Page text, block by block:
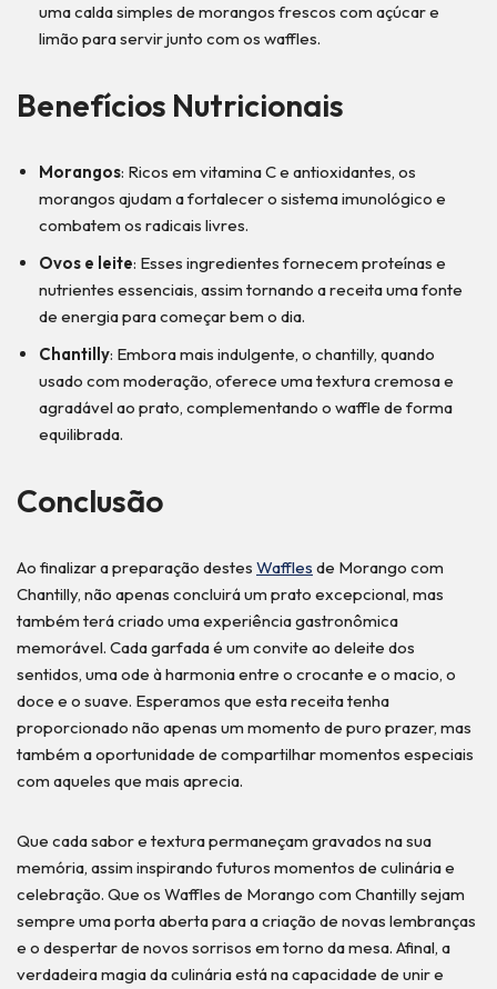
uma calda simples de morangos frescos com açúcar e
limão para servir junto com os waffles.
Benefícios Nutricionais
Morangos: Ricos em vitamina C e antioxidantes, os
morangos ajudam a fortalecer o sistema imunológico e
combatem os radicais livres.
Ovos e leite: Esses ingredientes fornecem proteínas e
nutrientes essenciais, assim tornando a receita uma fonte
de energia para começar bem o dia.
Chantilly: Embora mais indulgente, o chantilly, quando
usado com moderação, oferece uma textura cremosa e
agradável ao prato, complementando o waffle de forma
equilibrada.
Conclusão
Ao finalizar a preparação destes Waffles de Morango com
Chantilly, não apenas concluirá um prato excepcional, mas
também terá criado uma experiência gastronômica
memorável. Cada garfada é um convite ao deleite dos
sentidos, uma ode à harmonia entre o crocante e o macio, o
doce e o suave. Esperamos que esta receita tenha
proporcionado não apenas um momento de puro prazer, mas
também a oportunidade de compartilhar momentos especiais
com aqueles que mais aprecia.
Que cada sabor e textura permaneçam gravados na sua
memória, assim inspirando futuros momentos de culinária e
celebração. Que os Waffles de Morango com Chantilly sejam
sempre uma porta aberta para a criação de novas lembranças
e o despertar de novos sorrisos em torno da mesa. Afinal, a
verdadeira magia da culinária está na capacidade de unir e